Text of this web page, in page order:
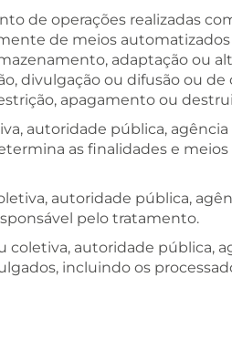
de operações realizadas
de meios automatizados
adaptação ou
divulgação ou difusão ou de
apagamento ou
autoridade pública,
as finalidades e
autoridade pública,
pelo tratamento.
coletiva, autoridade pública,
incluindo os